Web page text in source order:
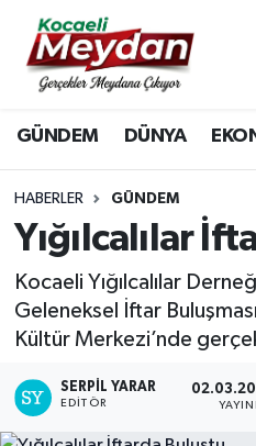
GÜNDEM DÜNYA
HABERLER GÜNDEM
Yığılcalılar
Kocaeli Yığılcalılar
Geleneksel İftar
Kültür Merkezi’nde
SERPİL YARAR
EDITÖR
Nöbetçi Eczaneler
Hava Durumu
Trafik Durumu
Süper Lig Puan
Tüm Manşetler